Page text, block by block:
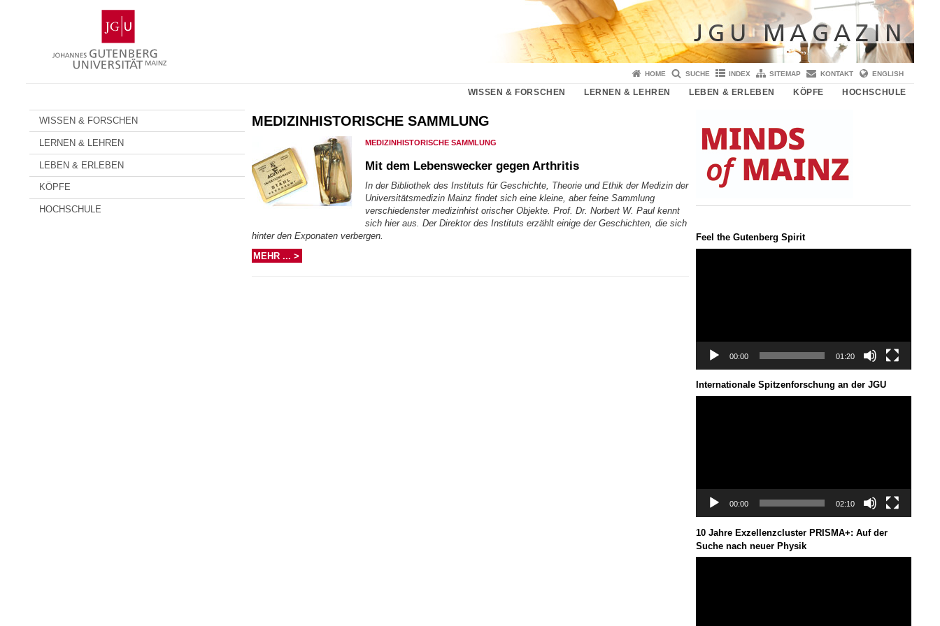
Gutenberg-
Universität
Mainz
HOME SUCHE INDEX SITEMAP KONTAKT ENGLISH
WISSEN & FORSCHEN LERNEN & LEHREN LEBEN & ERLEBEN KÖPFE HOCHSCHULE
WISSEN & FORSCHEN
LERNEN & LEHREN
LEBEN & ERLEBEN
KÖPFE
HOCHSCHULE
MEDIZINHISTORISCHE SAMMLUNG
MEDIZINHISTORISCHE SAMMLUNG
Mit dem Lebenswecker gegen Arthritis
In der Bibliothek des Instituts für Geschichte, Theorie und Ethik der Medizin der
Universitätsmedizin Mainz findet sich eine kleine, aber feine Sammlung
verschiedenster medizinhist orischer Objekte. Prof. Dr. Norbert W. Paul kennt
sich hier aus. Der Direktor des Instituts erzählt einige der Geschichten, die sich
hinter den Exponaten verbergen.
MEHR ... >
Feel the Gutenberg Spirit
00:00 01:20
Internationale Spitzenforschung an der JGU
00:00 02:10
10 Jahre Exzellenzcluster PRISMA+: Auf der
Suche nach neuer Physik